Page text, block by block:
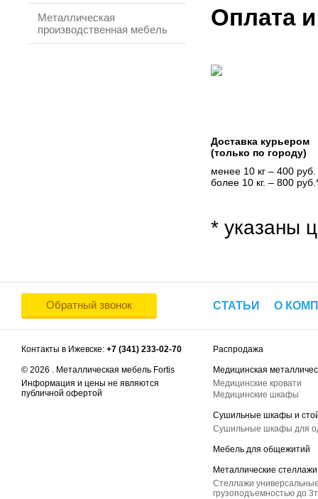
Металлическая
производственная мебель
Оплата
Доставка курьером
(только по городу)
менее 10 кг – 400 руб.
более 10 кг. – 800
* указаны
Обратный звонок СТАТЬИ О
Контакты в Ижевске: +7 (341) 233-02-70
© 2026 . Металлическая мебель Fortis
Информация и цены не являются
публичной офертой
Распродажа
Медицинская
Медицинские кровати
Медицинские шкафы
Сушильные шкафы и
Сушильные шкафы для
Мебель для общежитий
Металлические стеллажи
Стеллажи
грузоподъемностью до